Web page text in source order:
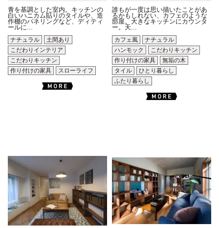
青を基調とした室内。キッチンの
白いハニカム貼りのタイルや、造
作棚のパネリングなど、ディティ
ールに...
ナチュラル
土間あり
こだわりインテリア
こだわりキッチン
作り付けの家具
スローライフ
誰もが一度は思い描いたことがあ
るかもしれない、カフェのような
部屋。大きなキッチンにカウンタ
ー。天...
カフェ風
ナチュラル
ハンモック
こだわりキッチン
作り付けの家具
無垢の木
タイル
ひとり暮らし
ふたり暮らし